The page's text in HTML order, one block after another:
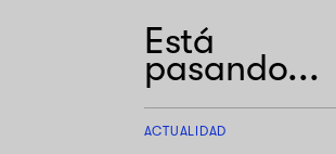
Está
pasando...
ACTUALIDAD